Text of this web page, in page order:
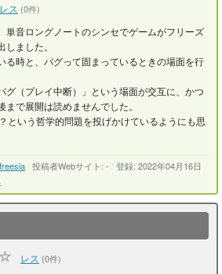
レス (0件)
単音ロングノートのシンセでゲームがフリーズ
ました。
る時と、バグって固まっているときの場面を行
グ（プレイ中断）」という場面が交互に、かつ
で展開は読めませんでした。
という哲学的問題を投げかけているようにも思
freesia 投稿者Webサイト: -
登録: 2022年04月16日
レス (0件)